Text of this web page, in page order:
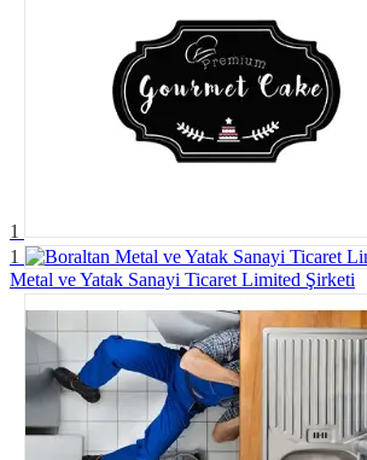
1
1
Metal ve Yatak Sanayi Ticaret Limited Şirketi